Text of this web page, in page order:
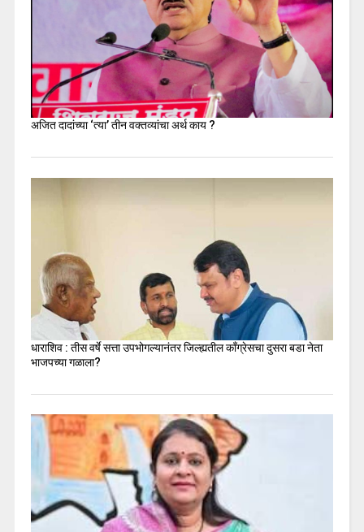
अजित दादांच्या ‘त्या’ तीन वक्तव्यांचा अर्थ काय ?
धाराशिव : तीस वर्षे सत्ता उपभोगल्यानंतर जिल्ह्यतील कॉंग्रेसचा दुसरा बडा नेता
भाजपच्या गळाला?